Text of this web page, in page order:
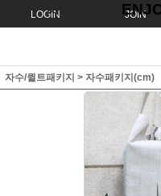
LOGIN JOIN
자수/퀼트패키지 > 자수패키지(cm)